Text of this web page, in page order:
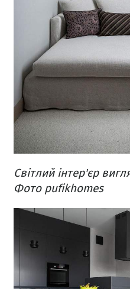
Світлий інтер'єр
Фото pufikhomes